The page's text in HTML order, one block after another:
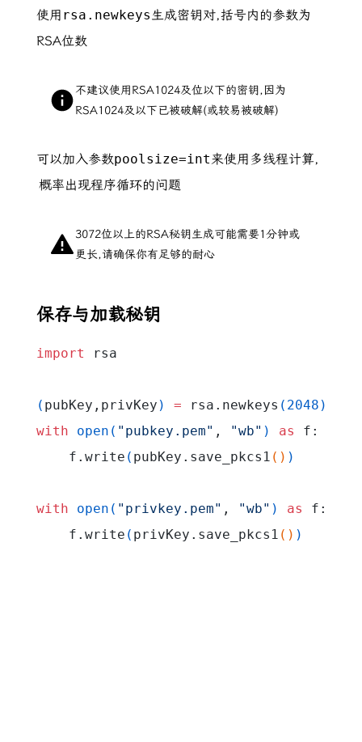
使用 rsa.newkeys 生成密钥对,括号内的参数为
RSA位数
不建议使用RSA1024及位以下的密钥,因为
RSA1024及以下已被破解(或较易被破解)
可以加入参数poolsize=int来使用多线程计算,
概率出现程序循环的问题
3072位以上的RSA秘钥生成可能需要1分钟或
更长,请确保你有足够的耐心
保存与加载秘钥
import rsa
( pubKey,privKey ) = rsa.newkeys ( 2048 )
with open ( "pubkey.pem" , "wb" ) as
f:
	f.write
( pubKey.save_pkcs1 ( ) )
with open ( "privkey.pem" , "wb" ) as
f:
    f.write
( privKey.save_pkcs1 ( ) )